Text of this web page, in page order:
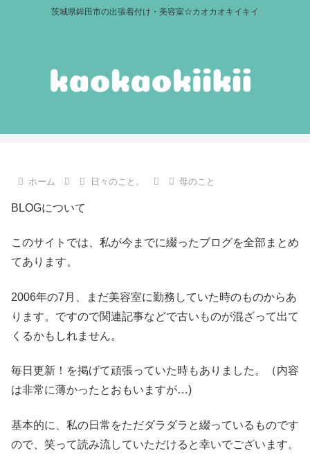
茨城県鉾田市の出張着付け・美容室☆カオカオキイキイ
ホーム 日々のこと。 母のこと
BLOGについて
このサイトでは、私が今までに綴ったブログを全部まとめ
てあります。
2006年の7月、まだ美容室に勤務していた時のものからあ
ります。ですので関連記事などで古いものが混ざって出て
くるかもしれません。
毎日更新！を掲げて頑張っていた時もありました。（内容
は非常に薄かったとおもいますが…)
基本的に、私の日常をただダラダラと綴っているものです
ので、笑って読み流していただけると幸いでございます。